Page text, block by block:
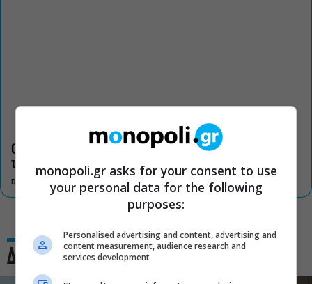
Οι «Τρωάδες» στην Επίδαυρο αλλάζουν την αντίληψη για
τον πολιτισμό
DON'T MISS
Δες και αυτό
monopoli.gr asks for your consent to use
your personal data for the following
purposes:
Personalised advertising and content, advertising and
content measurement, audience research and
services development